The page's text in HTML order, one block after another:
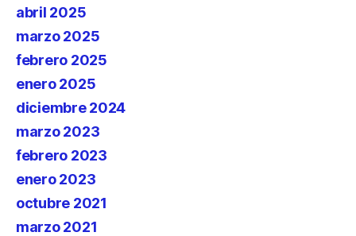
abril 2025
marzo 2025
febrero 2025
enero 2025
diciembre 2024
marzo 2023
febrero 2023
enero 2023
octubre 2021
marzo 2021